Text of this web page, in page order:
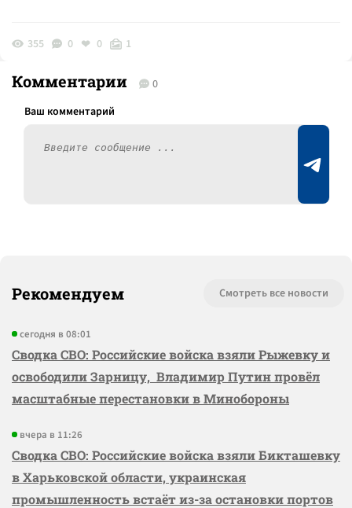
355 0 0 1
Комментарии 0
Рекомендуем Смотреть все новости
сегодня в 08:01
Сводка СВО: Российские войска взяли Рыжевку и
освободили Зарницу, Владимир Путин провёл
масштабные перестановки в Минобороны
вчера в 11:26
Сводка СВО: Российские войска взяли Бикташевку
в Харьковской области, украинская
промышленность встаёт из-за остановки портов